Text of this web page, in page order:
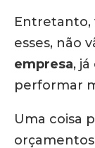
Entretanto,
esses, não
empresa,
performar
Uma coisa